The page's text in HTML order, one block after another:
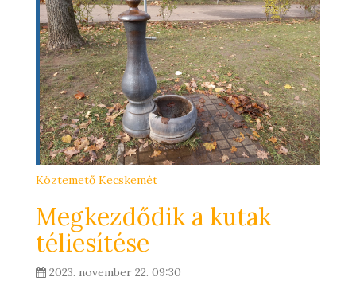
Köztemető Kecskemét
Megkezdődik a kutak
téliesítése
2023. november 22. 09:30